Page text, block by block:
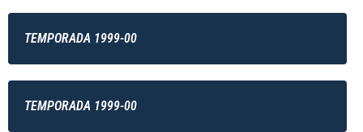
TEMPORADA 1999-00
TEMPORADA 1999-00